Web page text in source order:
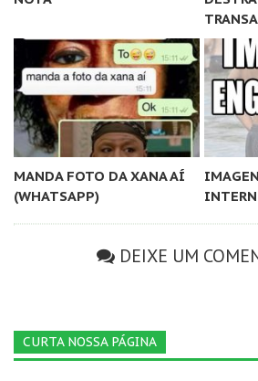
MANDA FOTO DA XANA AÍ
(WHATSAPP)
DEIXE UM
CURTA NOSSA PÁGINA